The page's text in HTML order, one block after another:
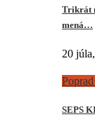
Trikrát
mená…
20
SEPS